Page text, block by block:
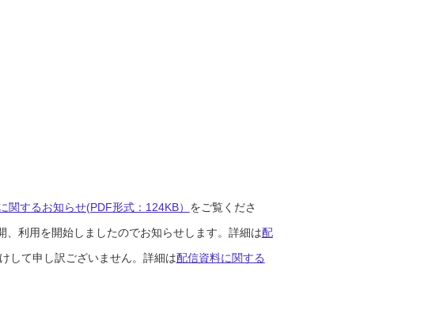
関するお知らせ(PDF形式：124KB） をご覧くださ
利用を開始しましたのでお知らせします。詳細は配
して申し訳ございません。詳細は配信資料に関する